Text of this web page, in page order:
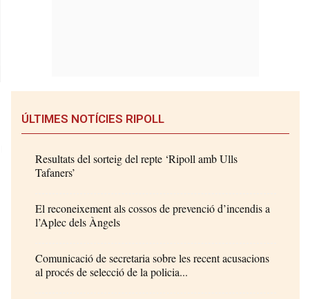
ÚLTIMES NOTÍCIES RIPOLL
Resultats del sorteig del repte ‘Ripoll amb Ulls
Tafaners’
El reconeixement als cossos de prevenció d’incendis a
l’Aplec dels Àngels
Comunicació de secretaria sobre les recent acusacions
al procés de selecció de la policia...